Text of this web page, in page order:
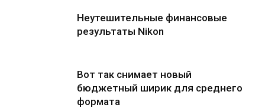
Неутешительные финансовые
результаты Nikon
Вот так снимает новый
бюджетный ширик для среднего
формата